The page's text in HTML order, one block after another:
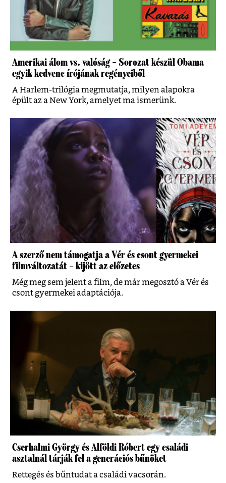
Amerikai álom vs. valóság – Sorozat készül Obama
egyik kedvenc írójának regényeiből
A Harlem-trilógia megmutatja, milyen alapokra
épült az a New York, amelyet ma ismerünk.
A szerző nem támogatja a Vér és csont gyermekei
filmváltozatát – kijött az előzetes
Még meg sem jelent a film, de már megosztó a Vér és
csont gyermekei adaptációja.
Cserhalmi György és Alföldi Róbert egy családi
asztalnál tárják fel a generációs bűnöket
Rettegés és bűntudat a családi vacsorán.